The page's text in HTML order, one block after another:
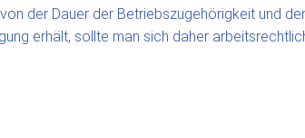
der Dauer der Betriebszugehörigkeit und
erhält, sollte man sich daher